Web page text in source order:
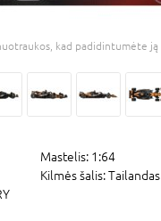
kad padidintumėte ją
Mastelis: 1:64
Kilmės šalis:Tailandas